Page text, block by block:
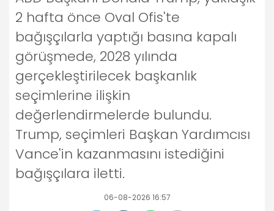
2 hafta önce Oval Ofis'te
bağışçılarla yaptığı basına kapalı
görüşmede, 2028 yılında
gerçekleştirilecek başkanlık
seçimlerine ilişkin
değerlendirmelerde bulundu.
Trump, seçimleri Başkan Yardımcısı
Vance'in kazanmasını istediğini
bağışçılara iletti.
06-08-2026 16:57